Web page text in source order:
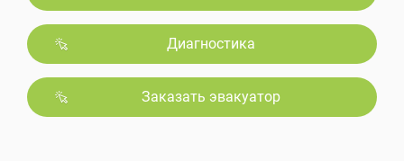
Диагностика
Заказать эвакуатор